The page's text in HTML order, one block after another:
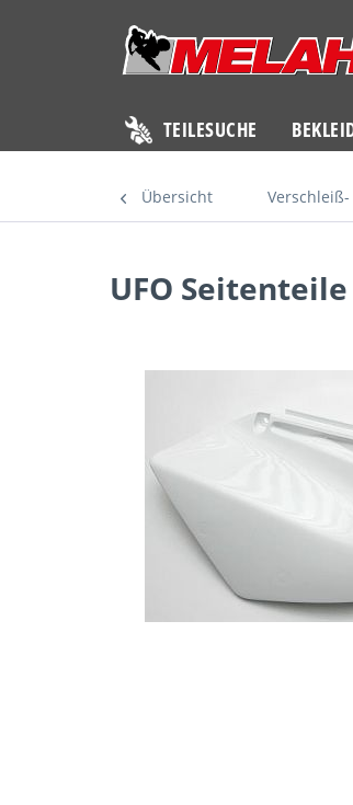
TEILESUCHE
Übersicht
UFO